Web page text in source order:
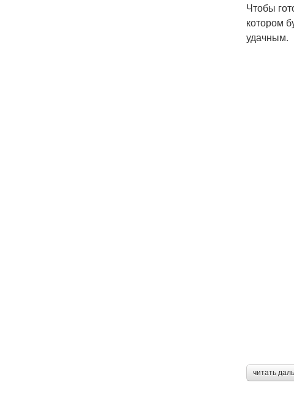
Чтобы
котором
удачным.
читать